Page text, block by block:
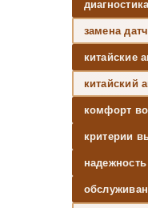
замена
китайские
китайский
комфорт
критерии